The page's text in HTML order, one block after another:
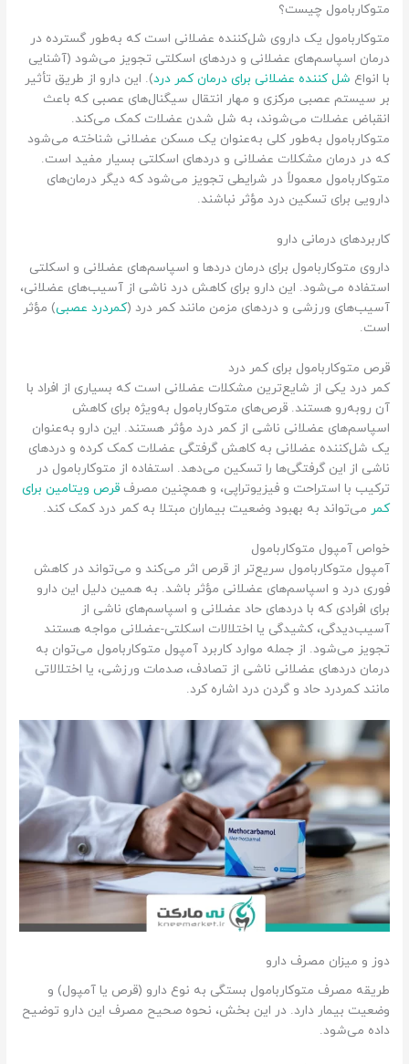
متوکاربامول چیست؟
متوکاربامول یک داروی شل‌کننده عضلانی است که به‌طور گسترده در
درمان اسپاسم‌های عضلانی و دردهای اسکلتی تجویز می‌شود (آشنایی
با انواع شل کننده عضلانی برای درمان کمر درد). این دارو از طریق تأثیر
بر سیستم عصبی مرکزی و مهار انتقال سیگنال‌های عصبی که باعث
انقباض عضلات می‌شوند، به شل شدن عضلات کمک می‌کند.
متوکاربامول به‌طور کلی به‌عنوان یک مسکن عضلانی شناخته می‌شود
که در درمان مشکلات عضلانی و دردهای اسکلتی بسیار مفید است.
متوکاربامول معمولاً در شرایطی تجویز می‌شود که دیگر درمان‌های
دارویی برای تسکین درد مؤثر نباشند.
کاربردهای درمانی دارو
داروی متوکاربامول برای درمان دردها و اسپاسم‌های عضلانی و اسکلتی
استفاده می‌شود. این دارو برای کاهش درد ناشی از آسیب‌های عضلانی،
آسیب‌های ورزشی و دردهای مزمن مانند کمر درد (کمردرد عصبی) مؤثر
است.
قرص متوکاربامول برای کمر درد
کمر درد یکی از شایع‌ترین مشکلات عضلانی است که بسیاری از افراد با
آن روبه‌رو هستند. قرص‌های متوکاربامول به‌ویژه برای کاهش
اسپاسم‌های عضلانی ناشی از کمر درد مؤثر هستند. این دارو به‌عنوان
یک شل‌کننده عضلانی به کاهش گرفتگی عضلات کمک کرده و دردهای
ناشی از این گرفتگی‌ها را تسکین می‌دهد. استفاده از متوکاربامول در
ترکیب با استراحت و فیزیوتراپی، و همچنین مصرفقرص ویتامین برای
کمر می‌تواند به بهبود وضعیت بیماران مبتلا به کمر درد کمک کند.
خواص آمپول متوکاربامول
آمپول متوکاربامول سریع‌تر از قرص اثر می‌کند و می‌تواند در کاهش
فوری درد و اسپاسم‌های عضلانی مؤثر باشد. به همین دلیل این دارو
برای افرادی که با دردهای حاد عضلانی و اسپاسم‌های ناشی از
آسیب‌دیدگی، کشیدگی یا اختلالات اسکلتی-عضلانی مواجه هستند
تجویز می‌شود. از جمله موارد کاربرد آمپول متوکاربامول می‌توان به
درمان دردهای عضلانی ناشی از تصادف، صدمات ورزشی، یا اختلالاتی
مانند کمردرد حاد و گردن‌ درد اشاره کرد.
دوز و میزان مصرف دارو
طریقه مصرف متوکاربامول بستگی به نوع دارو (قرص یا آمپول) و
وضعیت بیمار دارد. در این بخش، نحوه صحیح مصرف این دارو توضیح
داده می‌شود.